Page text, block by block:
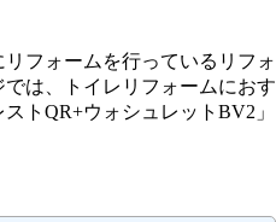
フォームを行っているリフォ
は、トイレリフォームにおす
トQR+ウォシュレットBV2」